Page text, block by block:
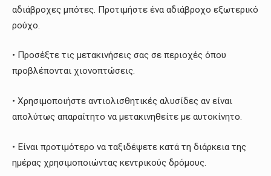
αδιάβροχες μπότες. Προτιμήστε ένα αδιάβροχο εξωτερικό
ρούχο.
• Προσέξτε τις μετακινήσεις σας σε περιοχές όπου
προβλέπονται χιονοπτώσεις.
• Χρησιμοποιήστε αντιολισθητικές αλυσίδες αν είναι
απολύτως απαραίτητο να μετακινηθείτε με αυτοκίνητο.
• Είναι προτιμότερο να ταξιδέψετε κατά τη διάρκεια της
ημέρας χρησιμοποιώντας κεντρικούς δρόμους.